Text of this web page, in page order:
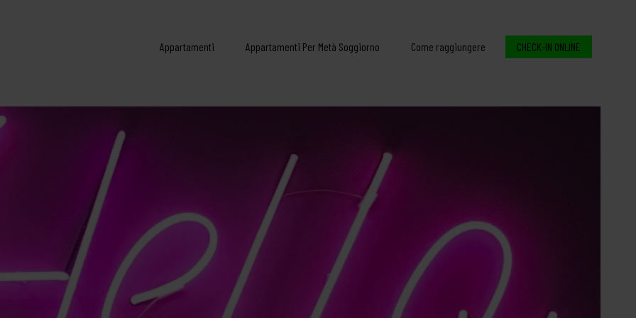
Appartamenti Appartamenti Per Metà Soggiorno Come raggiungere CHECK-IN ONLINE